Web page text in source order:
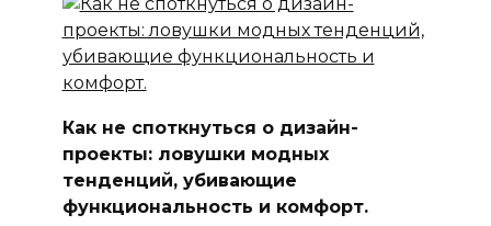
Как не споткнуться о дизайн-
проекты: ловушки модных
тенденций, убивающие
функциональность и комфорт.